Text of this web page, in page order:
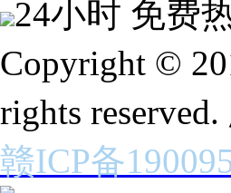
24小时 免费
Copyright ©
rights
赣ICP备